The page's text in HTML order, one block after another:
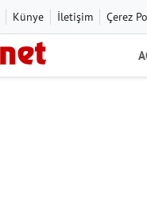
Künye İletişim Çerez